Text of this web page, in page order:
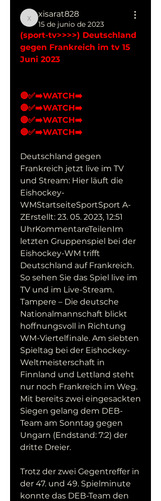
xisarat828
xisarat828
15 de junio de 2023
(sport-tv>>>>) Deutschland
gegen Frankreich im tv 15
Juni 2023
🔴✅➡️WATCH➡️
🔴✅➡️WATCH➡️
🔴✅➡️WATCH➡️
🔴✅➡️WATCH➡️
Deutschland gegen
Frankreich jetzt live im TV
und Stream: Hier läuft die
Eishockey-
WMStartseiteSportSport A-
ZErstellt: 23. 05. 2023, 12:51
UhrKommentareTeilenIm
letzten Gruppenspiel bei der
Eishockey-WM trifft
Deutschland auf Frankreich.
So sehen Sie das Spiel live im
TV und im Live-Stream.
Tampere – Die deutsche
Nationalmannschaft blickt
hoffnungsvoll in Richtung
WM-Viertelfinale. Am siebten
Spieltag bei der Eishockey-
Weltmeisterschaft in
Finnland und Lettland steht
nur noch Frankreich im Weg.
Mit bereits zwei eingesackten
Siegen gelang dem DEB-
Team am Sonntag gegen
Ungarn (Endstand: 7:2) der
dritte Dreier.
Trotz der zwei Gegentreffer in
der 47. und 49. Spielminute
konnte das DEB-Team den